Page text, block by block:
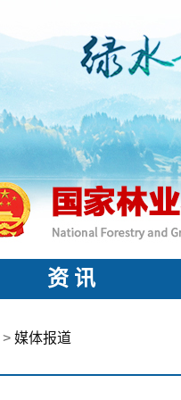
资 讯
> 媒体报道